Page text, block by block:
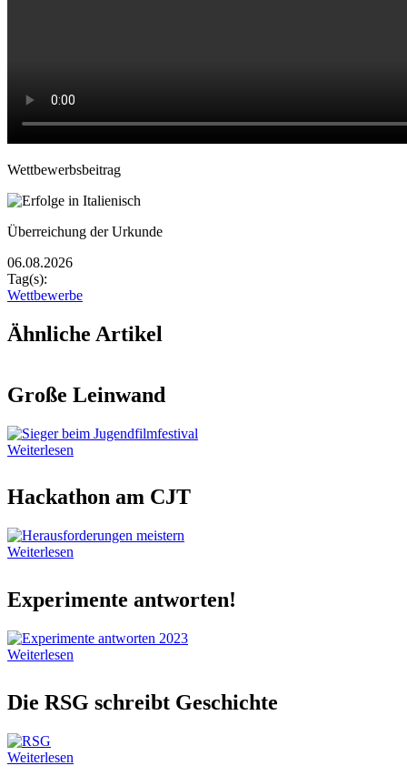
Video Untertitel
Wettbewerbsbeitrag
Rasterbild
Bildunterschrift
Überreichung der Urkunde
Zusätzliche Bilder
06.08.2026
Tag(s):
Wettbewerbe
Ähnliche Artikel
Große Leinwand
Weiterlesen
Hackathon am CJT
Weiterlesen
Experimente antworten!
Weiterlesen
Die RSG schreibt Geschichte
Weiterlesen